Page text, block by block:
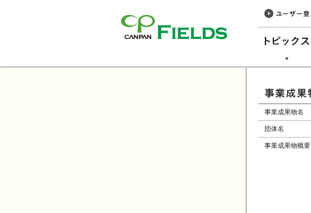
事業成果物名
団体名
事業成果物概要